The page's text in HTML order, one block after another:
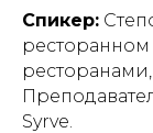
Спикер:
Syrve.